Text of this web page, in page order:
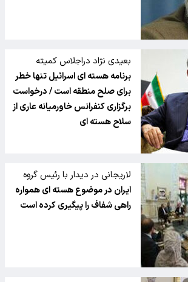
بعیدی نژاد دراجلاس کمیته
مقدماتی کنفرانس بازنگری ان پی
تی:
برنامه هسته ای اسرائیل تنها خطر
برای صلح منطقه است / درخواست
برگزاری کنفرانس خاورمیانه عاری از
سلاح هسته ای
لاریجانی در دیدار با رئیس گروه
دوستی پارلمانی ایران و رومانی:
ایران در موضوع هسته ای همواره
راهی شفاف را پیگیری کرده است